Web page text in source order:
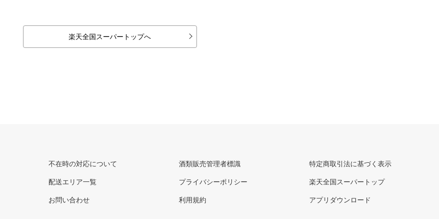
楽天全国スーパートップへ
不在時の対応について
配送エリア一覧
お問い合わせ
酒類販売管理者標識
プライバシーポリシー
利用規約
特定商取引法に基づく表示
楽天全国スーパートップ
アプリダウンロード